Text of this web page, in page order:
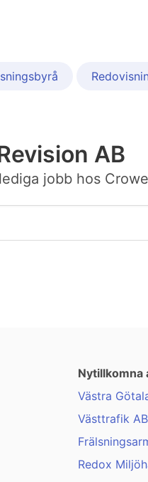
AB
jobb hos
Nytillkomna
Västra
Västtrafik
Redox